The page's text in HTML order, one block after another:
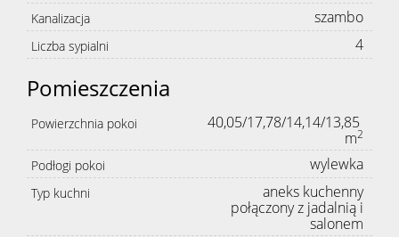
Kanalizacja szambo
Liczba sypialni 4
Pomieszczenia
Powierzchnia pokoi
40,05/17,78/14,14/13,85
m2
Podłogi pokoi wylewka
Typ kuchni
aneks kuchenny
połączony z jadalnią i
salonem